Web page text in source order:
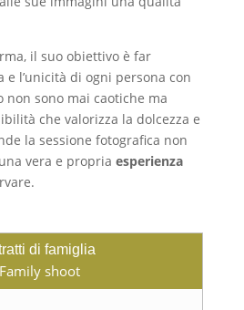
il suo obiettivo è far
e l’unicità di ogni persona con
non sono mai caotiche ma
che valorizza la dolcezza e
la sessione fotografica non
vera e propria esperienza
di famiglia
Family shoot